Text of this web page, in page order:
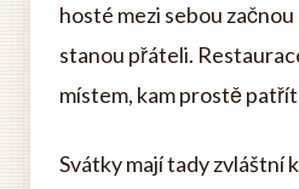
hosté mezi sebou
stanou přáteli.
místem, kam prostě
Svátky mají tady zvláštní